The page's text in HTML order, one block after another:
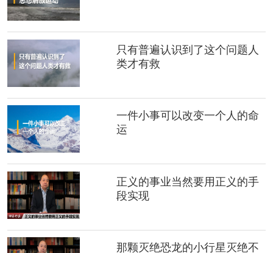
只有普遍认识到了这个问题人
类才有救
一件小事可以改变一个人的命
运
正义的事业当然要用正义的手
段实现
那颗灭绝恐龙的小行星灭绝不